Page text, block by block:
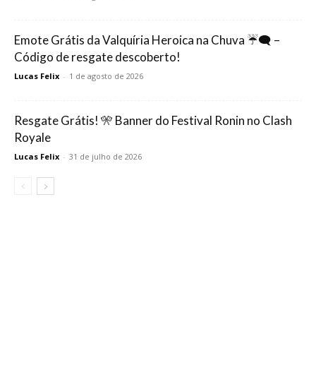
Emote Grátis da Valquíria Heroica na Chuva ☔🗨️ –
Código de resgate descoberto!
Lucas Felix - 1 de agosto de 2026
Resgate Grátis! 🎌 Banner do Festival Ronin no Clash
Royale
Lucas Felix - 31 de julho de 2026